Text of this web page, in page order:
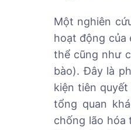
Một nghiên
hoạt động của
thể cũng như
bào). Đây là
kiện tiên
tổng quan
chống lão